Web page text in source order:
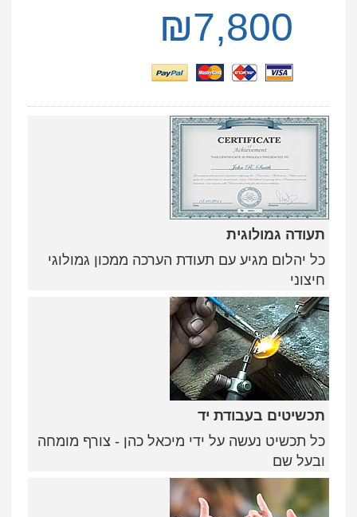
₪7,800
תעודה גמולוגית
כל יהלום מגיע עם תעודת הערכה ממכון גמולוגי
חיצוני
תכשיטים בעבודת יד
כל תכשיט נעשה על ידי מיכאל כהן - צורף מומחה
ובעל שם